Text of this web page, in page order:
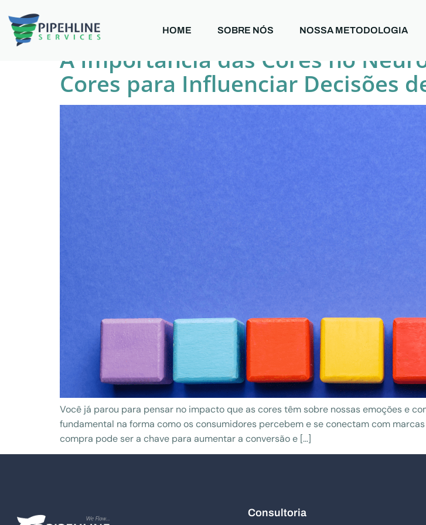
HOME SOBRE NÓS NOSSA METODOLOGIA
Tag: Estratégia de cores
A Importância das Cores no
Cores para Influenciar Decisões
Você já parou para pensar no impacto que as cores têm sobre nossas emoções e
fundamental na forma como os consumidores percebem e se conectam com
compra pode ser a chave para aumentar a conversão e […]
Consultoria